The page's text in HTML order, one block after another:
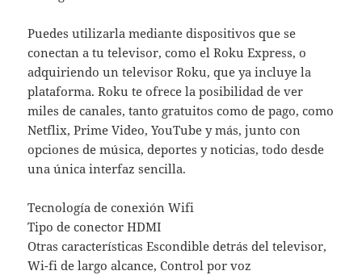
Puedes utilizarla mediante dispositivos que se
conectan a tu televisor, como el Roku Express, o
adquiriendo un televisor Roku, que ya incluye la
plataforma. Roku te ofrece la posibilidad de ver
miles de canales, tanto gratuitos como de pago, como
Netflix, Prime Video, YouTube y más, junto con
opciones de música, deportes y noticias, todo desde
una única interfaz sencilla.
Tecnología de conexión Wifi
Tipo de conector HDMI
Otras características Escondible detrás del televisor,
Wi-fi de largo alcance, Control por voz